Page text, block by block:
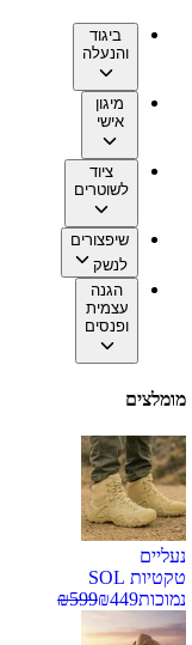
ביגוד
והנעלה
מיגון
אישי
ציוד
לשוטרים
שיפצורים
לנשק
הגנה
עצמית
ופנסים
מומלצים
נעליים
טקטיות SOL
נמוכות
₪449
₪599